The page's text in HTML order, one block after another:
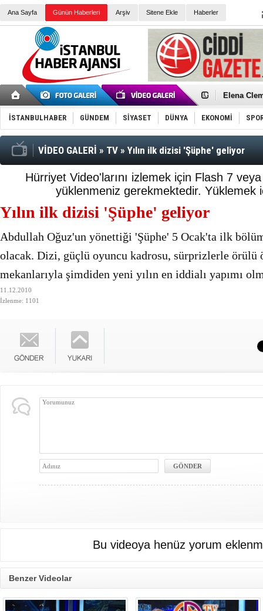
Ana Sayfa Günün Haberleri Arşiv Sitene Ekle Haberler
Elena
Düşük
Türk
Töreninde
İkinci El
Guguk
Sneaker
Yeri
Ceza
Kayyum
'Kurultay
İtalyan
İSTANBULHABER GÜNDEM SİYASET DÜNYA EKONOMİ
VİDEO GALERİ » TV »Yılın ilk dizisi 'Şüphe' geliyor
Hürriyet Video'larını izlemek için Flash 7
yüklenmeniz gerekmektedir. Yüklemek
Yılın ilk dizisi 'Şüphe' geliyor
Abdullah Oğuz'un yönettiği 'Şüphe' 5 Ocak'ta ilk
olacak. Dizi, güçlü oyuncu kadrosu, sürprizlerle örülü
mekanlarıyla şimdiden yeni yılın en iddialı yapımı
11.12.2010
İzlenme: 1101
Bu videoya henüz yorum
Benzer Videolar